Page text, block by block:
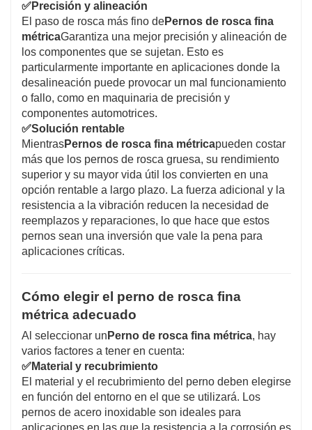
✅Precisión y alineación
El paso de rosca más fino dePernos de rosca fina
métricaGarantiza una mejor precisión y alineación de
los componentes que se sujetan. Esto es
particularmente importante en aplicaciones donde la
desalineación puede provocar un mal funcionamiento
o fallo, como en maquinaria de precisión y
componentes automotrices.
✅Solución rentable
MientrasPernos de rosca fina métricapueden costar
más que los pernos de rosca gruesa, su rendimiento
superior y su mayor vida útil los convierten en una
opción rentable a largo plazo. La fuerza adicional y la
resistencia a la vibración reducen la necesidad de
reemplazos y reparaciones, lo que hace que estos
pernos sean una inversión que vale la pena para
aplicaciones críticas.
Cómo elegir el perno de rosca fina
métrica adecuado
Al seleccionar un Perno de rosca fina métrica, hay
varios factores a tener en cuenta:
✅Material y recubrimiento
El material y el recubrimiento del perno deben elegirse
en función del entorno en el que se utilizará. Los
pernos de acero inoxidable son ideales para
aplicaciones en las que la resistencia a la corrosión es